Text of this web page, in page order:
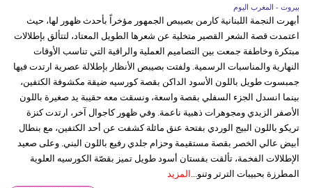
بيروت - المغرب اليوم
أبهرت النجمة اللبنانية كارمن بصيبص الجمهور مؤخراً بأحدث ظهور لها، حيث
اعتمدت قصة الشعر القصير متخلية عن شعرها الطويل المعتاد، لتتألق بإطلالات
مبتكرة وخاطفة جمعت بين التصاميم العملية والراقية التي تناسب الأوقات
النهارية والمناسبات الرسمية. ولفتت بصيبص الأنظار بإطلالة عصرية ارتدت فيها
جمبسوت طويل باللون الأسود الداكن بقصة كورسيه ضيقة مكشوفة الكتفين،
بينما انسدل الجزء السفلي بقصة واسعة، ونسقت معه حقيبة يد صغيرة باللون
الأصفر الزبدي ومجوهرات ذهبية ناعمة. وفي ظهور كاجوال آخر، ارتدت كنزة
تريكو باللون البيج الوردي بفتحة عنق مائلة كشفت عن أحد الكتفين، مع بنطال
أبيض عالي الخصر بقصة مستقيمة وحزام جلدي رفيع باللون البني. وعلى صعيد
الإطلالات الفخمة، تألقت بفستان أسود طويل تميز بقصّة الكورسيه العلوية
المطرزة بحبيبات الترتر وتنو...
المزيد